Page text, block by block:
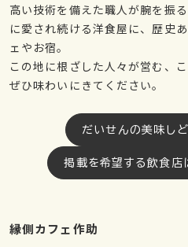
高い技術を備えた職人が腕を振
に愛され続ける洋食屋に、歴史
ェやお宿。
この地に根ざした人々が営む、
ぜひ味わいにきてください。
だいせんの美味し
掲載を希望する飲食店
縁側カフェ作助